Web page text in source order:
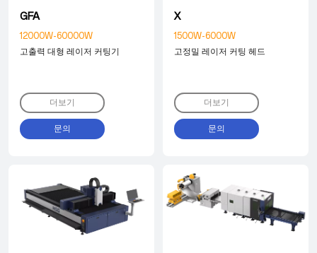
GFA
12000W-60000W
고출력 대형 레이저 커팅기
더보기
문의
X
1500W-6000W
고정밀 레이저 커팅 헤드
더보기
문의